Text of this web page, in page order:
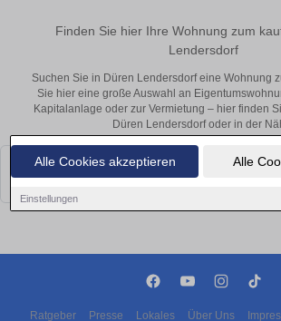
Alle Cookies akzeptieren Alle
Einstellungen
Finden Sie hier Ihre Wohnung zum
Lendersdorf
Suchen Sie in Düren Lendersdorf eine Wohnung
Sie hier eine große Auswahl an
Kapitalanlage oder zur Vermietung – hier finden
Düren Lendersdorf oder in der
Leider konnten wir derzeit keine passenden Objekte
bald wieder vorbei!
Ratgeber Presse Lokales Über Uns